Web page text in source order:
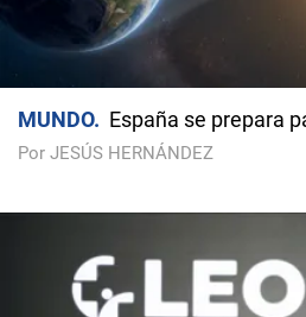
MUNDO España se prepara
Por JESÚS HERNÁNDEZ